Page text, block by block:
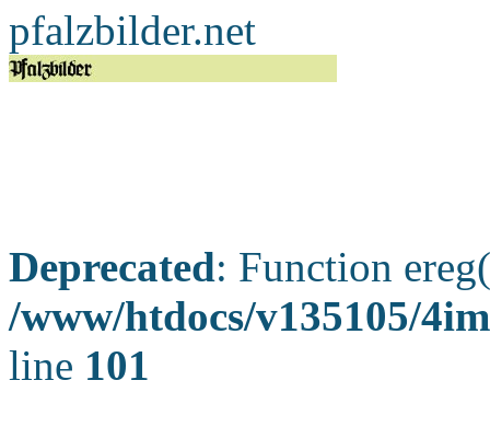
pfalzbilder.net
Deprecated: Function
/www/htdocs/v135105/
line 101